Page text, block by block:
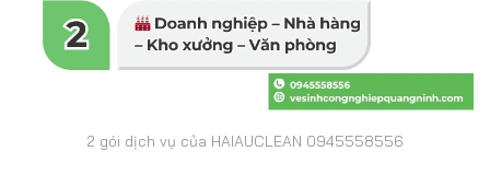
2 gói dịch vụ của HAIAUCLEAN 0945558556